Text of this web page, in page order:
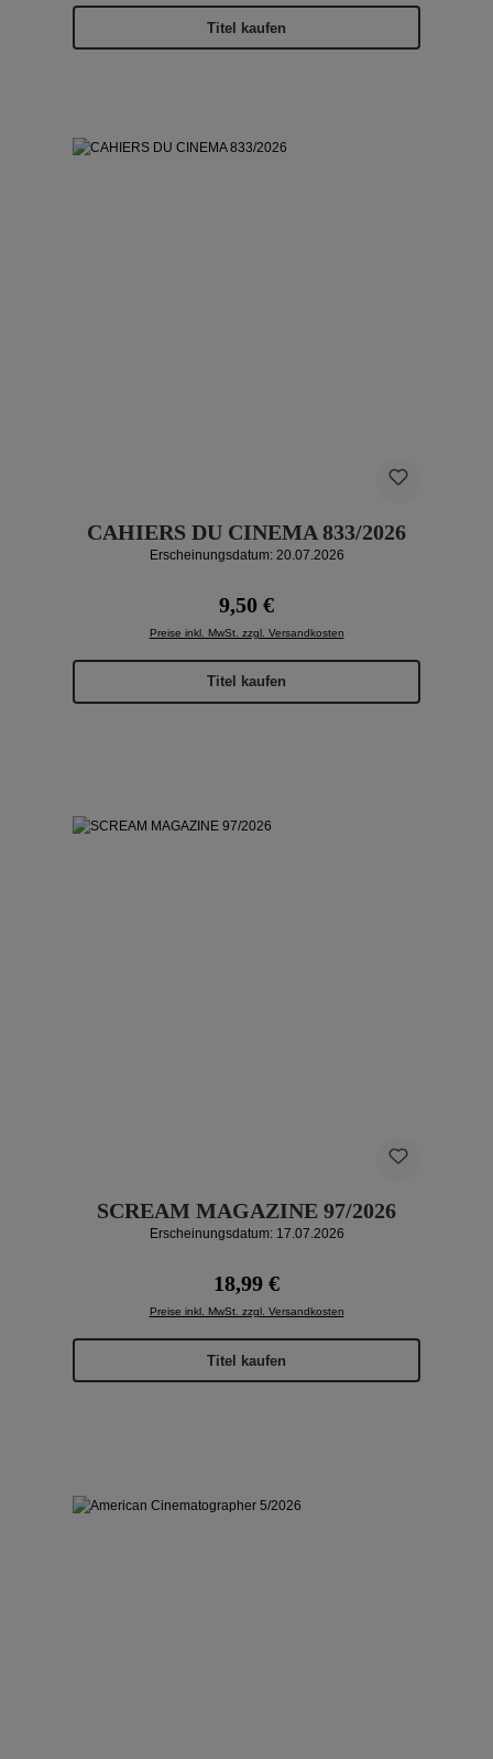
Titel kaufen
CAHIERS DU CINEMA 833/2026
Erscheinungsdatum: 20.07.2026
Regulärer Preis:
9,50 €
Preise inkl. MwSt. zzgl. Versandkosten
Titel kaufen
SCREAM MAGAZINE 97/2026
Erscheinungsdatum: 17.07.2026
Regulärer Preis:
18,99 €
Preise inkl. MwSt. zzgl. Versandkosten
Titel kaufen